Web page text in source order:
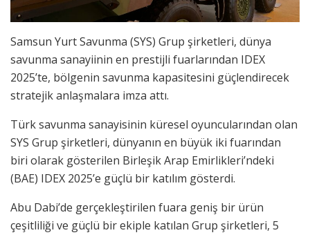
Samsun Yurt Savunma (SYS) Grup şirketleri, dünya
savunma sanayiinin en prestijli fuarlarından IDEX
2025’te, bölgenin savunma kapasitesini güçlendirecek
stratejik anlaşmalara imza attı.
Türk savunma sanayisinin küresel oyuncularından olan
SYS Grup şirketleri, dünyanın en büyük iki fuarından
biri olarak gösterilen Birleşik Arap Emirlikleri’ndeki
(BAE) IDEX 2025’e güçlü bir katılım gösterdi.
Abu Dabi’de gerçekleştirilen fuara geniş bir ürün
çeşitliliği ve güçlü bir ekiple katılan Grup şirketleri, 5